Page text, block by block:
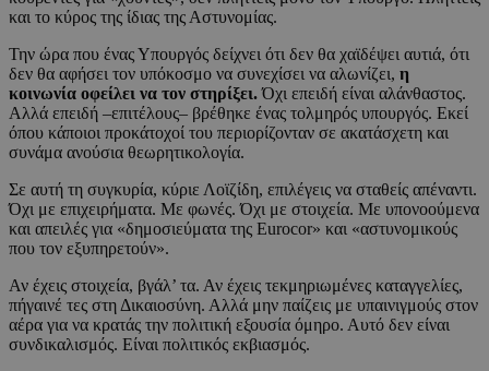
και το κύρος της ίδιας της Αστυνομίας.
Την ώρα που ένας Υπουργός δείχνει ότι δεν θα χαϊδέψει αυτιά, ότι
δεν θα αφήσει τον υπόκοσμο να συνεχίσει να αλωνίζει, η
κοινωνία οφείλει να τον στηρίξει.Όχι επειδή είναι αλάνθαστος.
Αλλά επειδή –επιτέλους– βρέθηκε ένας τολμηρός υπουργός. Εκεί
όπου κάποιοι προκάτοχοί του περιορίζονταν σε ακατάσχετη και
συνάμα ανούσια θεωρητικολογία.
Σε αυτή τη συγκυρία, κύριε Λοϊζίδη, επιλέγεις να σταθείς απέναντι.
Όχι με επιχειρήματα. Με φωνές. Όχι με στοιχεία. Με υπονοούμενα
και απειλές για «δημοσιεύματα της Eurocor» και «αστυνομικούς
που τον εξυπηρετούν».
Αν έχεις στοιχεία, βγάλ’ τα. Αν έχεις τεκμηριωμένες καταγγελίες,
πήγαινέ τες στη Δικαιοσύνη. Αλλά μην παίζεις με υπαινιγμούς στον
αέρα για να κρατάς την πολιτική εξουσία όμηρο. Αυτό δεν είναι
συνδικαλισμός. Είναι πολιτικός εκβιασμός.